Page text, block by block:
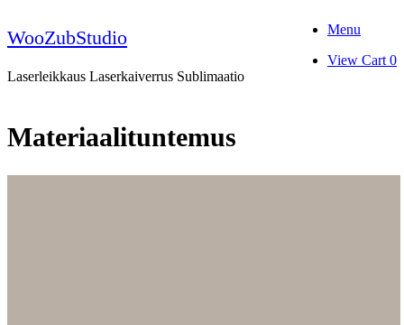
to
content
WooZubStudio
Laserleikkaus Laserkaiverrus Sublimaatio
Menu
View
View Cart 0
Materiaalituntemus